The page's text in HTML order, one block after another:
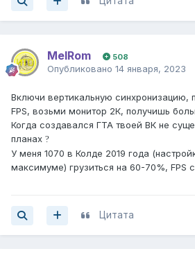
MelRom 508
Опубликовано 14 января, 2023
Включи вертикальную синхронизацию,
FPS, возьми монитор 2К, получишь
Когда создавался ГТА твоей ВК не
планах ?
У меня 1070 в Колде 2019 года
максимуме) грузиться на 60-70%, FPS
Цитата